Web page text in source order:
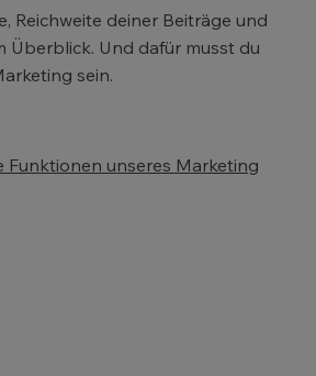
Reichweite deiner Beiträge und
Überblick. Und dafür musst du
sein.
Funktionen unseres Marketing